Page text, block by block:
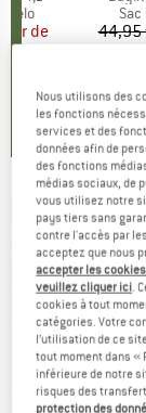
vélo
réduit
de
44,95
SILVA -Flow
(0)
Nous utilisons des
les fonctions
services et des
données afin de
des fonctions
médias sociaux, de
vous utilisez notre
pays tiers sans
contre l'accès par
acceptez que nous
accepter les
veuillez cliquer ici.
cookies à tout
catégories. Votre
l’utilisation de ce
tout moment dans «
inférieure de notre
risques des
protection des